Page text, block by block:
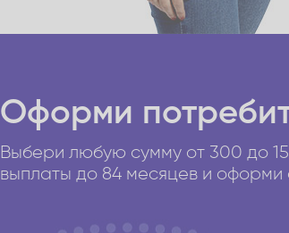
Оформи
Выбери любую сумму от 300 до
выплаты до 84 месяцев и оформи